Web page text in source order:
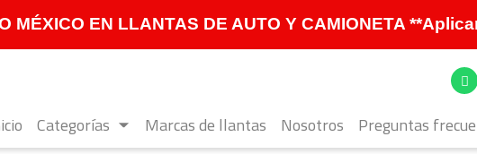
MÉXICO EN LLANTAS DE AUTO Y CAMIONETA
Categorías Marcas de llantas Nosotros Preguntas